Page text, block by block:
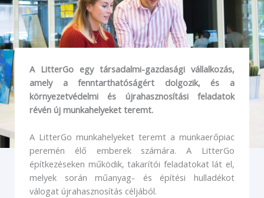
LitterGo - Emberek, környezet és cél (Dánia)
A LitterGo egy társadalmi-gazdasági vállalkozás,
amely a fenntarthatóságért dolgozik, és a
környezetvédelmi és újrahasznosítási feladatok
révén új munkahelyeket teremt.
A LitterGo munkahelyeket teremt a munkaerőpiac
peremén élő emberek számára. A LitterGo
építkezéseken működik, takarítói feladatokat lát el,
melyek során műanyag- és építési hulladékot
válogat újrahasznosítás céljából.